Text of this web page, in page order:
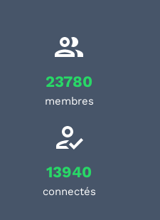
23780
membres
13940
connectés